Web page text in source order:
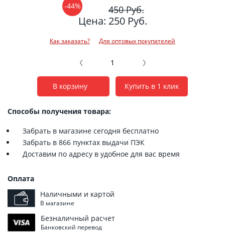
-44% 450 Руб.
Цена: 250 Руб.
Как заказать? Для оптовых покупателей
В корзину Купить в 1 клик
Способы получения товара:
Забрать в магазине сегодня бесплатно
Забрать в 866 пунктах выдачи ПЭК
Доставим по адресу в удобное для вас время
Оплата
Наличными и картой
В магазине
Безналичный расчет
Банковский перевод